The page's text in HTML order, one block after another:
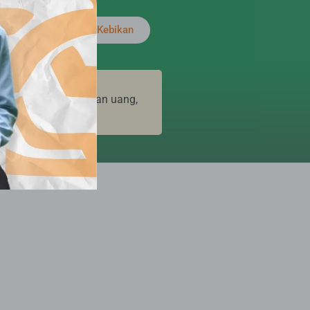
Satu Amal Berjuta Kebikan
tujuan pencucian uang,